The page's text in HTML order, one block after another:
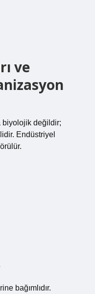
ve
biyolojik değildir;
Endüstriyel
bağımlıdır.